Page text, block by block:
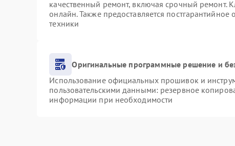
качественный ремонт, включая срочный ремонт.
онлайн. Также предоставляется
техники
Оригинальные программные решение и
Использование официальных прошивок и
пользовательскими данными: резервное
информации при необходимости